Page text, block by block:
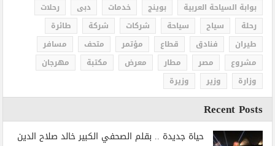
بوابة السياحة العربية
بوينج خدمات دبى
رحلات
رحلة
سياح سياحة شركات شركة
طائرة
طيران
فنادق قطاع مؤتمر متحف
مسافر
مشروع
مصر مطار معرض مكتبة
مهرجان
وزارة
وزير وزيرة
Recent Posts
حياة جديدة .. بقلم الصحفي الكبير خالد صلاح الدين